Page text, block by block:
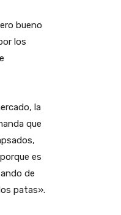
bueno
los
la
que
es
de
patas».